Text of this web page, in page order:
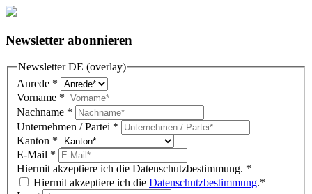
Newsletter abonnieren
Newsletter DE (overlay)
Anrede *
Vorname *
Nachname *
Unternehmen / Partei *
Kanton *
E-Mail *
Hiermit akzeptiere ich die Datenschutzbestimmung. *
Hiermit akzeptiere ich die Datenschutzbestimmung.*